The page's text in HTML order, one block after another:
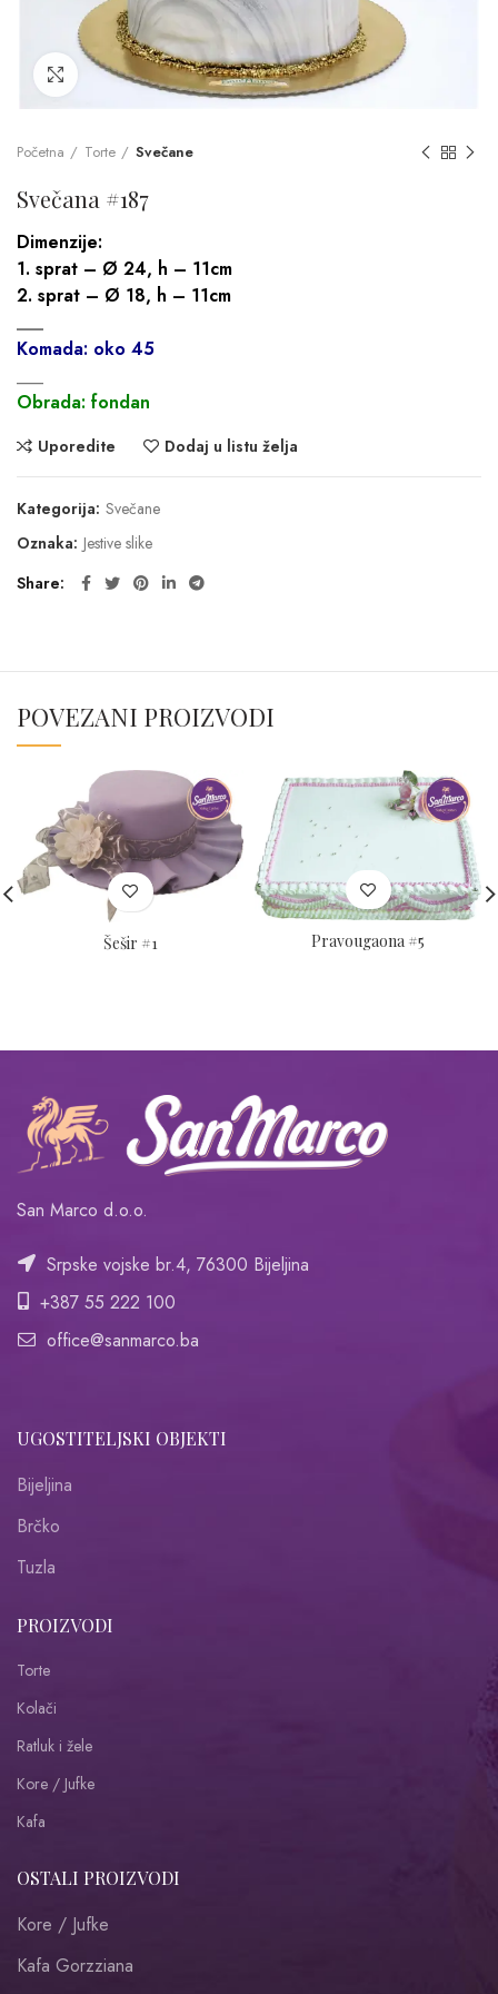
Click to enlarge
Početna Torte Svečane
Svečana #187
Dimenzije:
1. sprat – Ø 24, h – 11cm
2. sprat – Ø 18, h – 11cm
___
Komada: oko 45
Obrada: fondan
Uporedite Dodaj u listu želja
Kategorija: Svečane
Oznaka: Jestive slike
Share
POVEZANI PROIZVODI
Šešir #1 Pravougaona #5
San Marco d.o.o.
Srpske vojske br.4, 76300 Bijeljina
+387 55 222 100
office@sanmarco.ba
UGOSTITELJSKI OBJEKTI
Bijeljina
Brčko
Tuzla
PROIZVODI
Torte
Kolači
Ratluk i žele
Kore / Jufke
Kafa
OSTALI PROIZVODI
Kore / Jufke
Kafa Gorzziana